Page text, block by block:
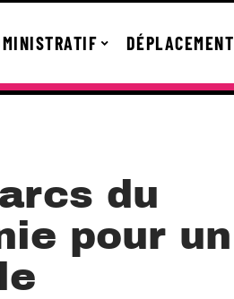
DÉPLACEMENT
du
pour un